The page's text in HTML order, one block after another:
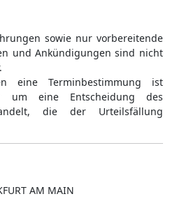
sowie nur vorbereitende
und Ankündigungen sind nicht
eine Terminbestimmung ist
um eine Entscheidung des
die der Urteilsfällung
AM MAIN